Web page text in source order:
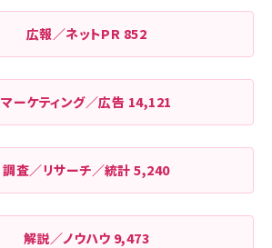
広報／ネットPR 852
マーケティング／広告 14,121
調査／リサーチ／統計5,240
解説／ノウハウ 9,473